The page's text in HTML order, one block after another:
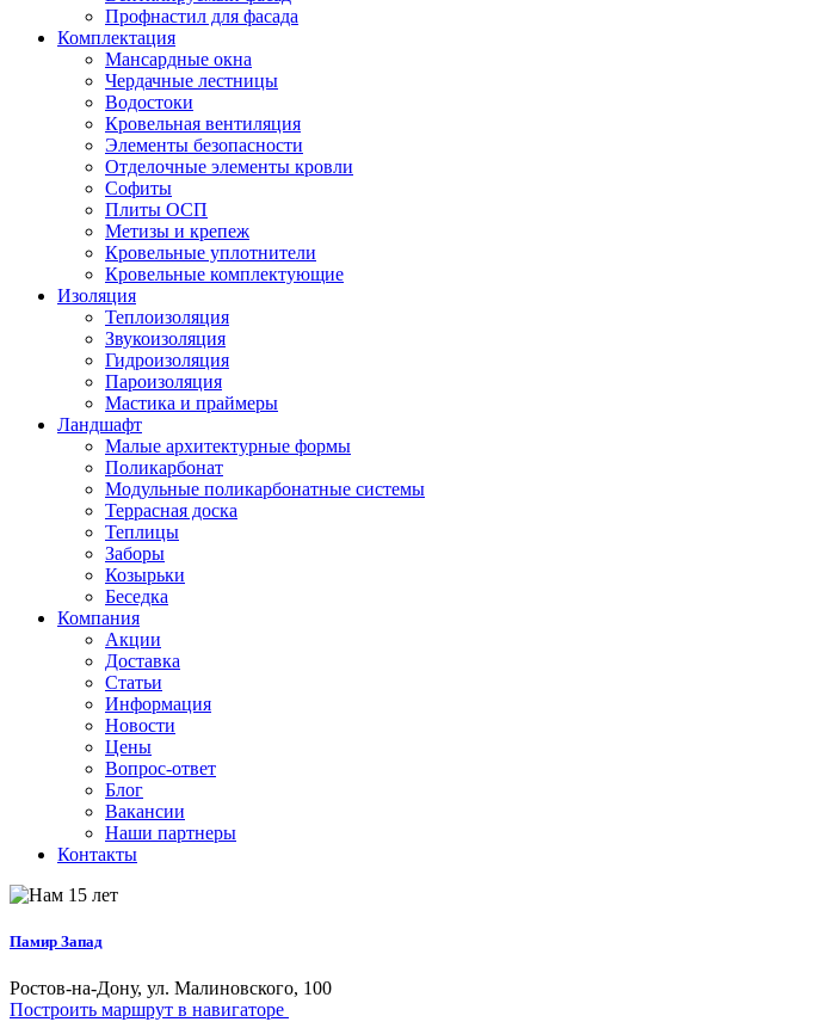
Профнастил для фасада
Комплектация
Мансардные окна
Чердачные лестницы
Водостоки
Кровельная вентиляция
Элементы безопасности
Отделочные элементы кровли
Софиты
Плиты ОСП
Метизы и крепеж
Кровельные уплотнители
Кровельные комплектующие
Изоляция
Теплоизоляция
Звукоизоляция
Гидроизоляция
Пароизоляция
Мастика и праймеры
Ландшафт
Малые архитектурные формы
Поликарбонат
Модульные поликарбонатные системы
Террасная доска
Теплицы
Заборы
Козырьки
Беседка
Компания
Акции
Доставка
Статьи
Информация
Новости
Цены
Вопрос-ответ
Блог
Вакансии
Наши партнеры
Контакты
Памир Запад
Ростов-на-Дону, ул. Малиновского, 100
Построить маршрут в навигаторе